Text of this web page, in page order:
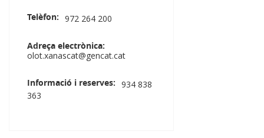
Telèfon 972 264 200
Adreça electrònica
olot.xanascat@gencat.cat
Informació i reserves
934 838
363